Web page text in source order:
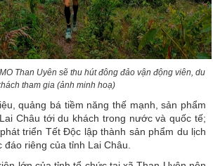
Than Uyên sẽ thu hút đông đảo vận động viên, du
tham gia (ảnh minh hoạ)
quảng bá tiềm năng thế mạnh, sản phẩm
Châu tới du khách trong nước và quốc tế;
triển Tết Độc lập thành sản phẩm du lịch
riêng của tỉnh Lai Châu.